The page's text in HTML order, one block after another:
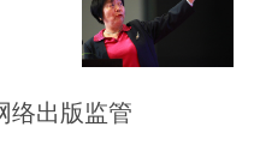
络出版监管